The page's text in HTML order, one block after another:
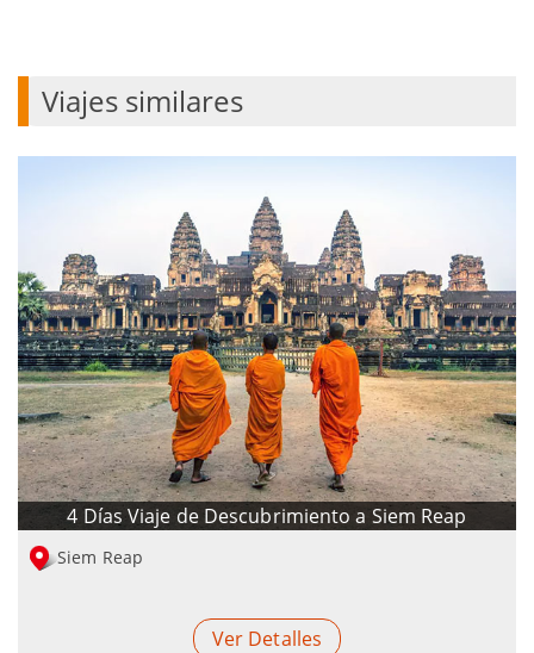
Viajes similares
4 Días Viaje de Descubrimiento a Siem Reap
Siem Reap
Ver Detalles